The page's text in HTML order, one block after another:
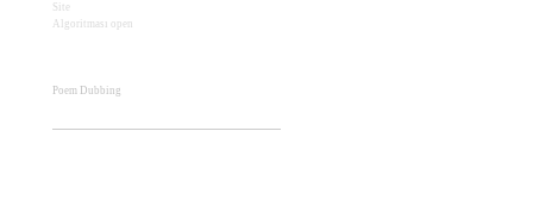
Site
Algoritması open
Poem Dubbing